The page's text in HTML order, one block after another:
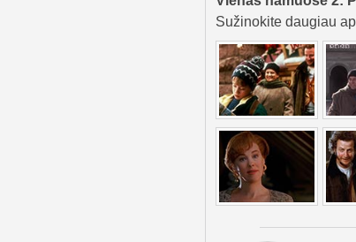
Sužinokite daugiau